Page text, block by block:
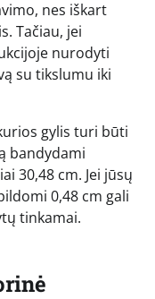
nes iškart
Tačiau, jei
nurodyti
su tikslumu iki
gylis turi būti
bandydami
30,48 cm. Jei jūsų
0,48 cm gali
tinkamai.